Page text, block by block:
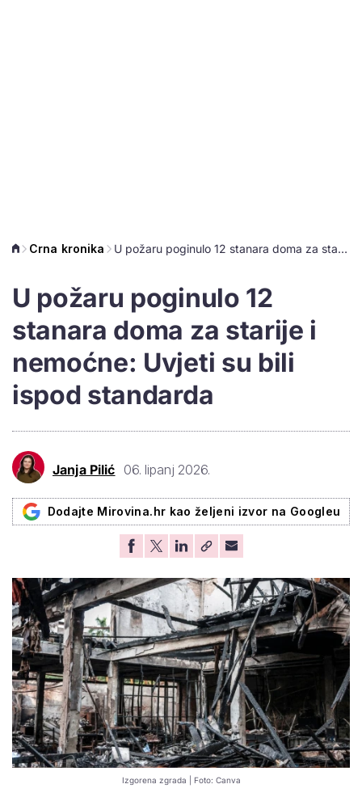
Crna kronika U požaru poginulo 12 stanara doma za starije i nemoćne: Uvjeti su bili ispod standarda
U požaru poginulo 12
stanara doma za starije i
nemoćne: Uvjeti su bili
ispod standarda
Janja Pilić 06. lipanj 2026.
Dodajte Mirovina.hr kao željeni izvor na Googleu
Izgorena zgrada | Foto: Canva